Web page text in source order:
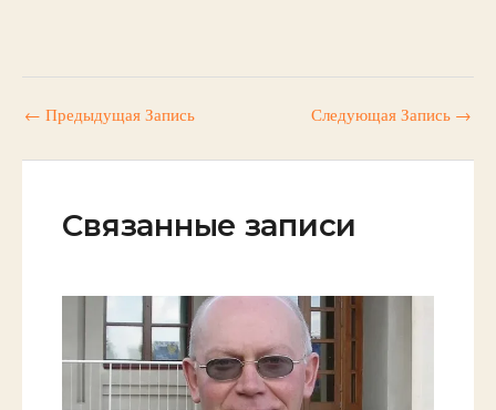
← Предыдущая Запись Следующая Запись →
Связанные записи